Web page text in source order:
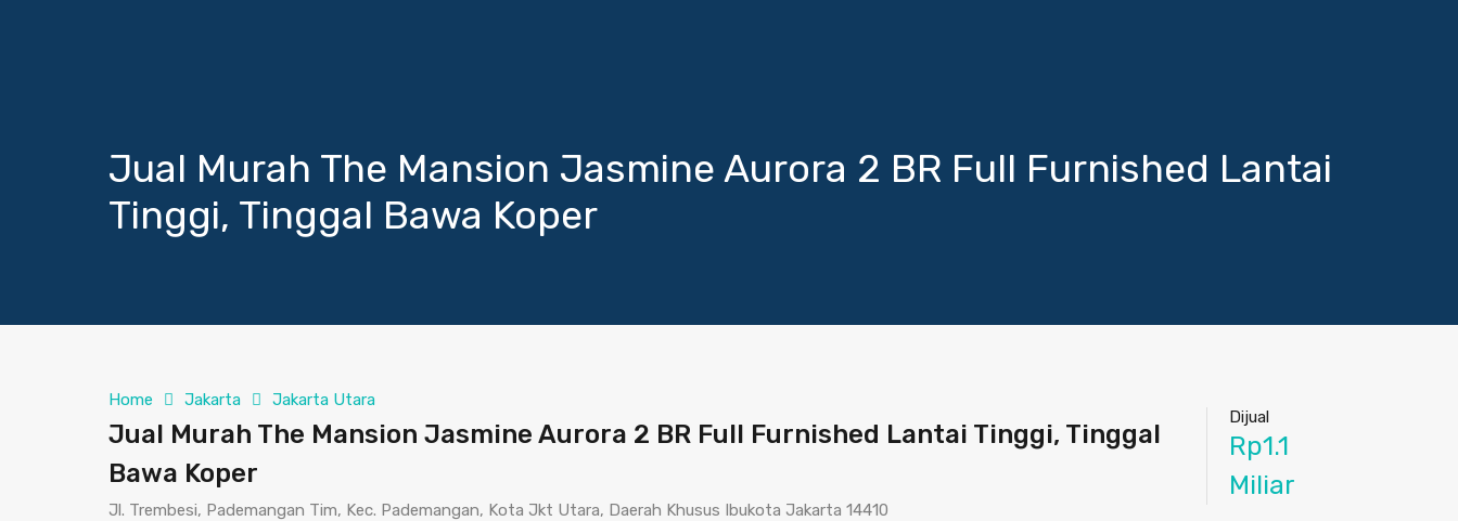
Jual Murah The Mansion Jasmine Aurora 2 BR Full Furnished Lantai
Tinggi, Tinggal Bawa Koper
Home Jakarta Jakarta Utara
Jual Murah The Mansion Jasmine Aurora 2 BR Full Furnished Lantai Tinggi, Tinggal
Bawa Koper
Jl. Trembesi, Pademangan Tim, Kec. Pademangan, Kota Jkt Utara, Daerah Khusus Ibukota Jakarta 14410
Dijual
Rp1.1
Miliar